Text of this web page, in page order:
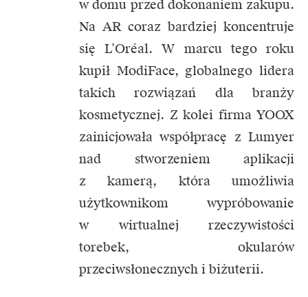
w domu przed dokonaniem zakupu.
Na AR coraz bardziej koncentruje
się L’Oréal. W marcu tego roku
kupił ModiFace, globalnego lidera
takich rozwiązań dla branży
kosmetycznej. Z kolei firma YOOX
zainicjowała współpracę z Lumyer
nad stworzeniem aplikacji
z kamerą, która umożliwia
użytkownikom wypróbowanie
w wirtualnej rzeczywistości
torebek, okularów
przeciwsłonecznych i biżuterii.